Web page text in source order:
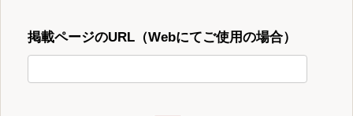
掲載ページのURL（Webにてご使用の場合）